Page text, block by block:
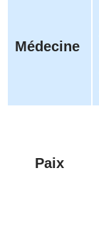
Médecine
Paix